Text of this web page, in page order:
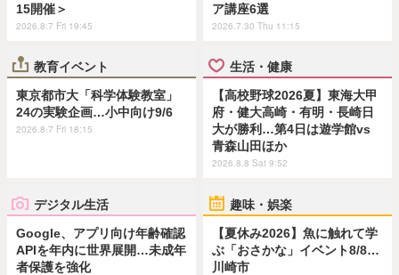
15開催＞
2026.8.7 Fri 19:45
ア講座6選
2026.7.30 Thu 11:15
教育イベント
東京都市大「科学体験教室」
24の実験企画…小中向け9/6
2026.8.7 Fri 18:15
生活・健康
【高校野球2026夏】東海大甲
府・健大高崎・有明・長崎日
大が勝利…第4日は遊学館vs
青森山田ほか
2026.8.8 Sat 9:52
デジタル生活
Google、アプリ向け年齢確認
APIを年内に世界展開…未成年
者保護を強化
趣味・娯楽
【夏休み2026】魚に触れて学
ぶ「おさかな」イベント8/8…
川崎市